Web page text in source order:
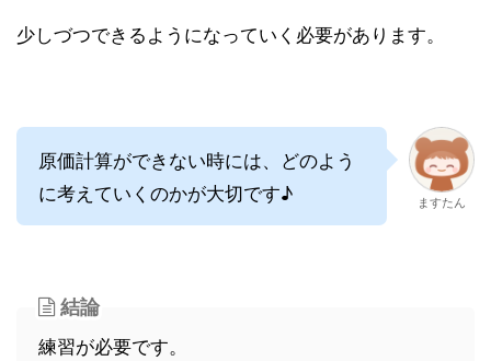
少しづつできるようになっていく必要があります。
原価計算ができない時には、どのよう
に考えていくのかが大切です♪
ますたん
結論
練習が必要です。